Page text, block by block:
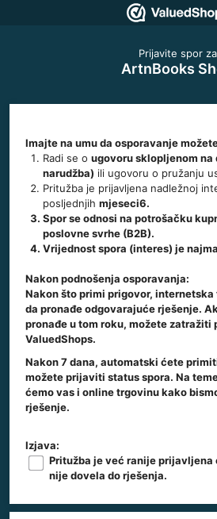
Prijavite spor za
ArtnBooks
Imajte na umu da osporavanje
Radi se ougovoru sklopljenom
narudžba) ili ugovoru o pružanju
Pritužba je prijavljena nadležnoj
posljednjihmjeseci6.
Spor se odnosi napotrošačku
poslovne svrhe (B2B).
Vrijednost spora (interes) je
Nakon podnošenja osporavanja:
Nakon što primi prigovor, internetska
da pronađe odgovarajuće rješenje.
pronađe u tom roku, možete zatražiti
ValuedShops.
Nakon 7 dana, automatski ćete
možete prijaviti status spora. Na
ćemo vas i online trgovinu kako
rješenje.
Izjava:
Pritužba je već ranije
nije dovela do rješenja.